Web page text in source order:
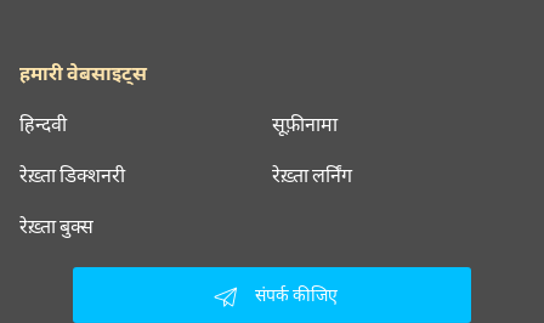
हमारी वेबसाइट्स
हिन्दवी सूफ़ीनामा
रेख़्ता डिक्शनरी रेख़्ता लर्निंग
रेख़्ता बुक्स
संपर्क कीजिए